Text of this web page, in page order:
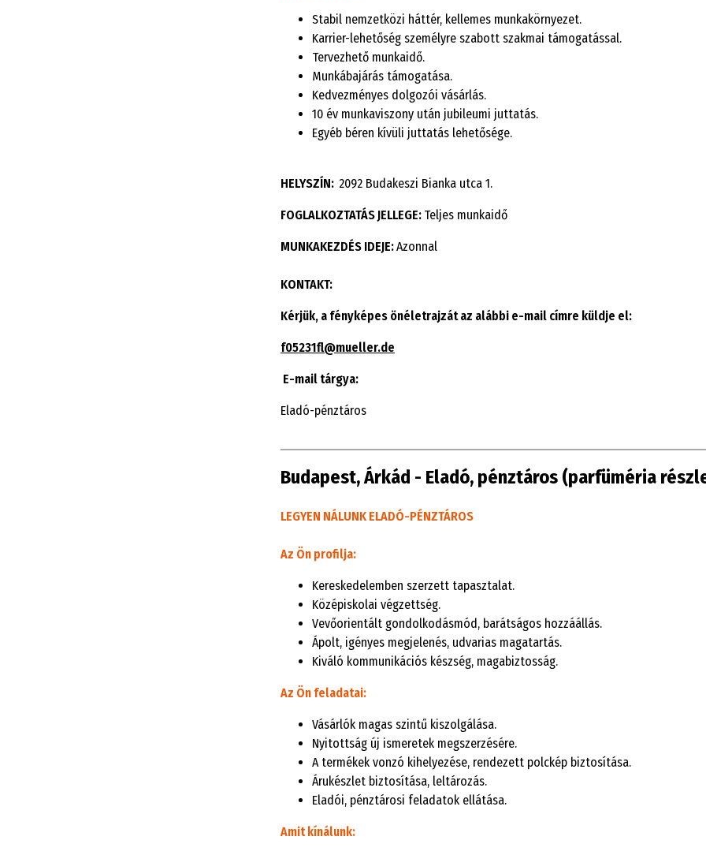
Stabil nemzetközi háttér, kellemes munkakörnyezet.
Karrier-lehetőség személyre szabott szakmai támogatással.
Tervezhető munkaidő.
Munkábajárás támogatása.
Kedvezményes dolgozói vásárlás.
10 év munkaviszony után jubileumi juttatás.
Egyéb béren kívüli juttatás lehetősége.
HELYSZÍN: 2092 Budakeszi Bianka utca 1.
FOGLALKOZTATÁS JELLEGE: Teljes munkaidő
MUNKAKEZDÉS IDEJE:Azonnal
KONTAKT:
Kérjük, a fényképes önéletrajzát az alábbi e-mail címre küldje el:
f05231fl@mueller.de
E-mail tárgya:
Eladó-pénztáros
Budapest, Árkád - Eladó, pénztáros (parfüméria
LEGYEN NÁLUNK ELADÓ-PÉNZTÁROS
Az Ön profilja:
Kereskedelemben szerzett tapasztalat.
Középiskolai végzettség.
Vevőorientált gondolkodásmód, barátságos hozzáállás.
Ápolt, igényes megjelenés, udvarias magatartás.
Kiváló kommunikációs készség, magabiztosság.
Az Ön feladatai:
Vásárlók magas szintű kiszolgálása.
Nyitottság új ismeretek megszerzésére.
A termékek vonzó kihelyezése, rendezett polckép biztosítása.
Árukészlet biztosítása, leltározás.
Eladói, pénztárosi feladatok ellátása.
Amit kínálunk: